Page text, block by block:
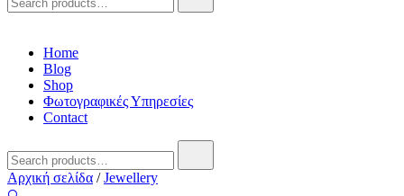
for:
Home
Blog
Shop
Φωτογραφικές Υπηρεσίες
Contact
for:
Αρχική σελίδα /Jewellery